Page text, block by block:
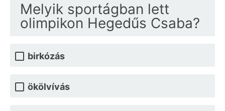
Melyik sportágban lett
olimpikon Hegedűs Csaba?
birkózás
ökölvívás